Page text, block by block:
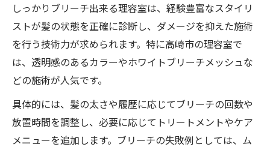
理容室のアフターケアが髪色維持に重要な
理由
理容室利用時のよくある失敗とその対策
しっかりブリーチ出来る理容室は、経験豊富なスタイリ
ストが髪の状態を正確に診断し、ダメージを抑えた施術
を行う技術力が求められます。特に高崎市の理容室で
は、透明感のあるカラーやホワイトブリーチメッシュな
どの施術が人気です。
具体的には、髪の太さや履歴に応じてブリーチの回数や
放置時間を調整し、必要に応じてトリートメントやケア
メニューを追加します。ブリーチの失敗例としては、ム